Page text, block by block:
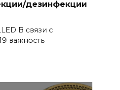
дезинфекции
В связи с
важность